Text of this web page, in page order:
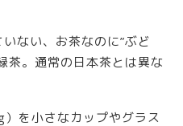
ない、お茶なのに”ぶど
茶。通常の日本茶とは異な
を小さなカップやグラス